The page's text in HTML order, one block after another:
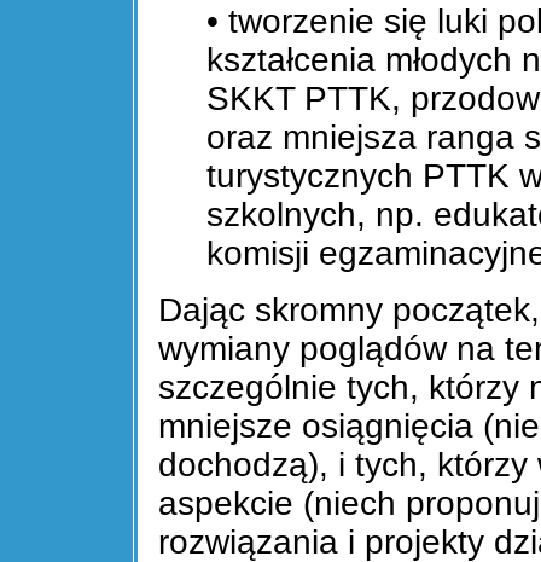
• tworzenie się luki
kształcenia młodych
SKKT PTTK,
oraz mniejsza ranga
turystycznych PTTK
szkolnych, np.
komisji
Dając skromny
wymiany poglądów na
szczególnie tych, którzy
mniejsze osiągnięcia
dochodzą), i tych,
aspekcie (niech
rozwiązania i projekty